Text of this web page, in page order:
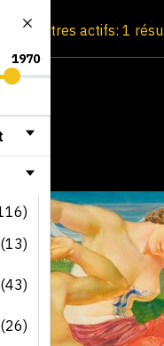
Filtres actifs: 1
(13)
(43)
(26)